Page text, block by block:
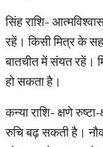
सिंह राशि-
रहें। किसी मित्र के
बातचीत में संयत रहें।
हो सकता है।
कन्या राशि- क्षणे
रुचि बढ़ सकती है।